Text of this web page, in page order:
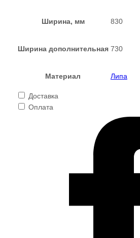
Ширина, мм 830
Ширина дополнительная 730
Материал Липа
Доставка
Оплата